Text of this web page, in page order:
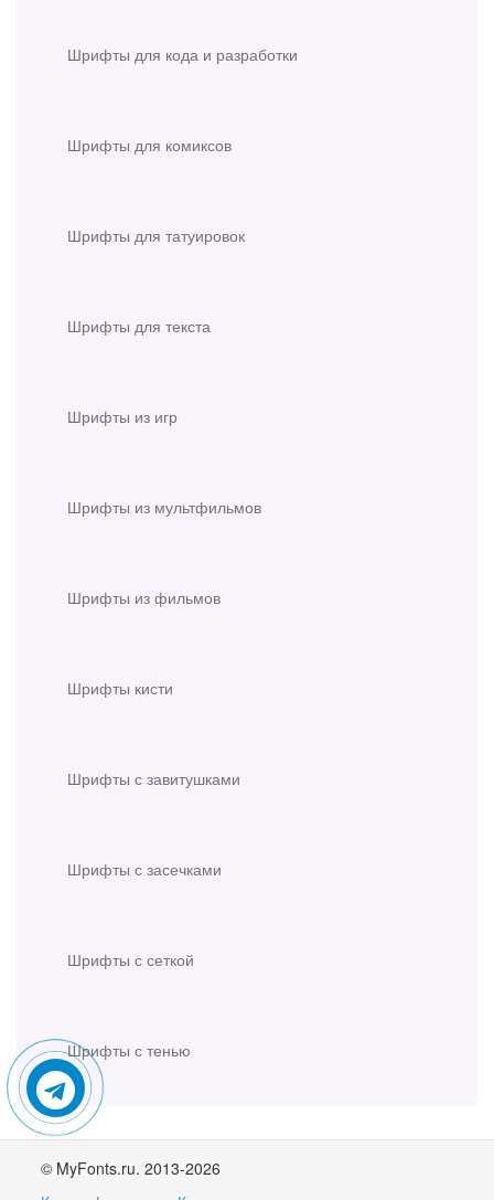
Шрифты для кода и разработки
Шрифты для комиксов
Шрифты для татуировок
Шрифты для текста
Шрифты из игр
Шрифты из мультфильмов
Шрифты из фильмов
Шрифты кисти
Шрифты с завитушками
Шрифты с засечками
Шрифты с сеткой
Шрифты с тенью
© MyFonts.ru. 2013-2026